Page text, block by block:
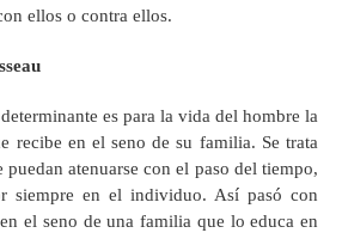
ellos o contra ellos.
es para la vida del hombre la
recibe en el seno de su familia. Se trata
puedan atenuarse con el paso del tiempo,
siempre en el individuo. Así pasó con
el seno de una familia que lo educa en